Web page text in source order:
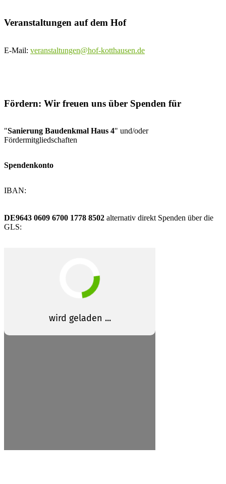
Veranstaltungen auf dem Hof
E-Mail: veranstaltungen@hof-kotthausen.de
Fördern: Wir freuen uns über Spenden für
"Sanierung Baudenkmal Haus 4" und/oder
Fördermitgliedschaften
Spendenkonto
IBAN:
DE9643 0609 6700 1778 8502 alternativ direkt Spenden über die
GLS: